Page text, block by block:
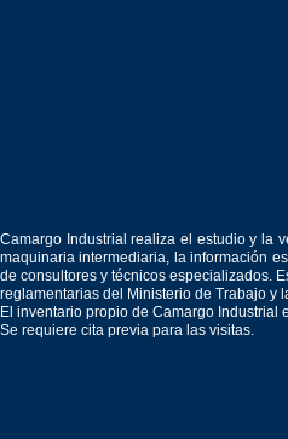
Camargo Industrial realiza el estudio y la
maquinaria intermediaria, la información
de consultores y técnicos especializados.
reglamentarias del Ministerio de Trabajo y
El inventario propio de Camargo
Se requiere cita previa para las visitas.